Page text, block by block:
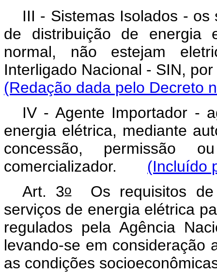
III - Sistemas Isolados -
de distribuição de energia
normal, não estejam
Interligado Nacional - SIN,
(Redação dada pelo Decreto
IV - Agente Importador -
energia elétrica, mediante
concessão, permissão
comercializador. (Incluído
Art. 3oOs requisitos de
serviços de energia elétrica
regulados pela Agência
levando-se em consideração
as condições